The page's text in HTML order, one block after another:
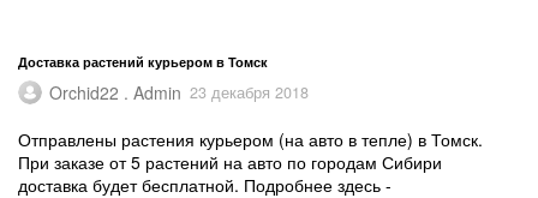
Доставка растений курьером в Томск
Orchid22 . Admin 23 декабря 2018
Отправлены растения курьером (на авто в тепле) в Томск.
При заказе от 5 растений на авто по городам Сибири
доставка будет бесплатной. Подробнее здесь -